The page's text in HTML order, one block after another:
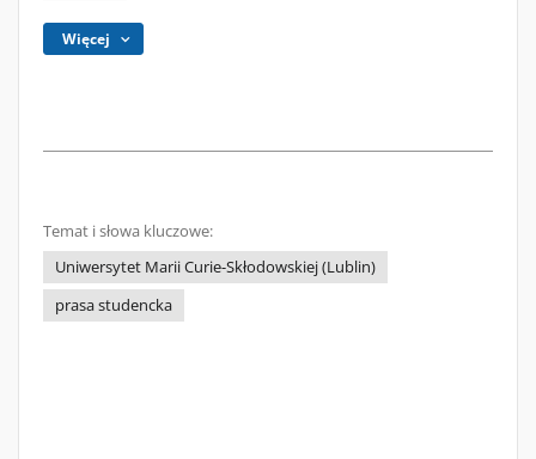
Więcej
Temat i słowa kluczowe:
Uniwersytet Marii Curie-Skłodowskiej (Lublin)
prasa studencka